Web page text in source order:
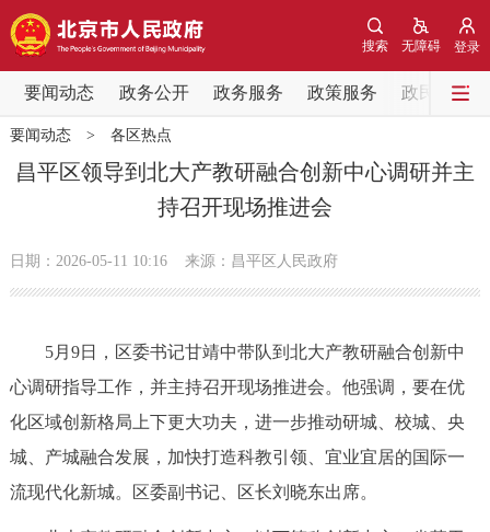
登录
无障碍
搜索
要闻动态 政务公开 政务服务 政策服务 政民互动
要闻动态
党中央精神
会议信息
市领导 机构职能 政策服务
政策兑现 政策解读 回应关切
要闻动态> 各区热点
昌平区领导到北大产教研融合创新中心调研并主
持召开现场推进会
日期：2026-05-11 10:16 来源：昌平区人民政府
5月9日，区委书记甘靖中带队到北大产教研融合创新中
心调研指导工作，并主持召开现场推进会。他强调，要在优
化区域创新格局上下更大功夫，进一步推动研城、校城、央
城、产城融合发展，加快打造科教引领、宜业宜居的国际一
流现代化新城。区委副书记、区长刘晓东出席。